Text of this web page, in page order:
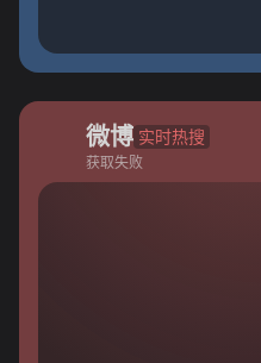
微博 实时热搜
获取失败